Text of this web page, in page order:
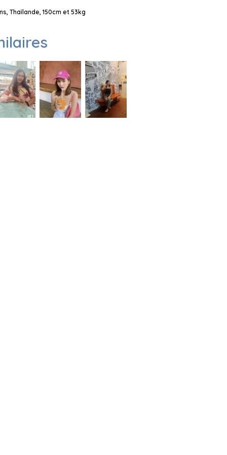
Thaïlande, 150cm et 53kg